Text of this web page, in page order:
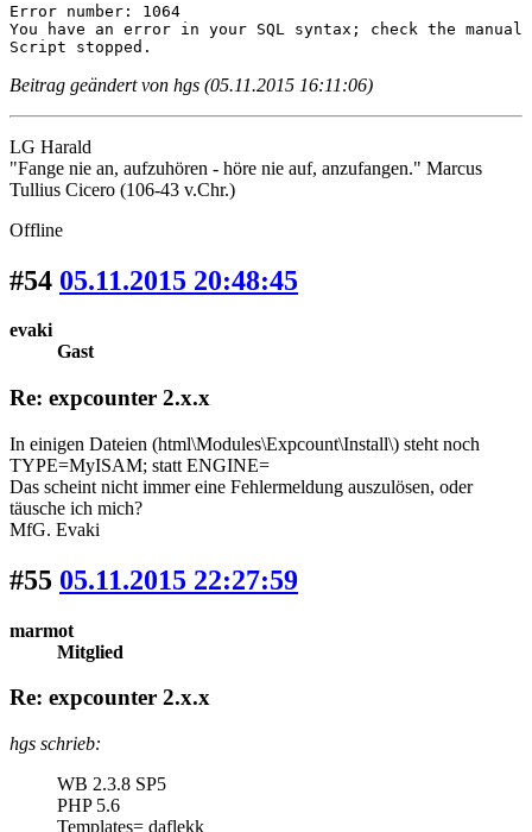
Error number: 1064
You have an error in your SQL syntax; check the
Script stopped.
Beitrag geändert von hgs (05.11.2015 16:11:06)
LG Harald
"Fange nie an, aufzuhören - höre nie auf, anzufangen." Marcus
Tullius Cicero (106-43 v.Chr.)
Offline
#54 05.11.2015 20:48:45
evaki
Gast
Re: expcounter 2.x.x
In einigen Dateien (html\Modules\Expcount\Install\) steht noch
TYPE=MyISAM; statt ENGINE=
Das scheint nicht immer eine Fehlermeldung auszulösen, oder
täusche ich mich?
MfG. Evaki
#55 05.11.2015 22:27:59
marmot
Mitglied
Re: expcounter 2.x.x
hgs schrieb:
WB 2.3.8 SP5
PHP 5.6
Templates= daflekk